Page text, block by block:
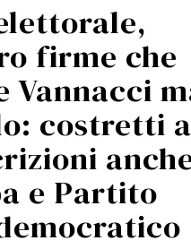
firme che
Vannacci
costretti
e Partito